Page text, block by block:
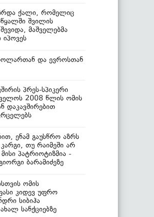
ქალი, რომელიც
შვილის
მაშველებმა
და ევროსთან
პრეს-სპიკერი
2008 წლის ომის
დაკავშირებით
ენამ გაუსწრო აზრს
თუ რაიმეში არ
მისი პატრიოტიზმია -
ბარამიძეზე
ომის
კიდევ უფრო
სიბიჰა
სანქციებზე